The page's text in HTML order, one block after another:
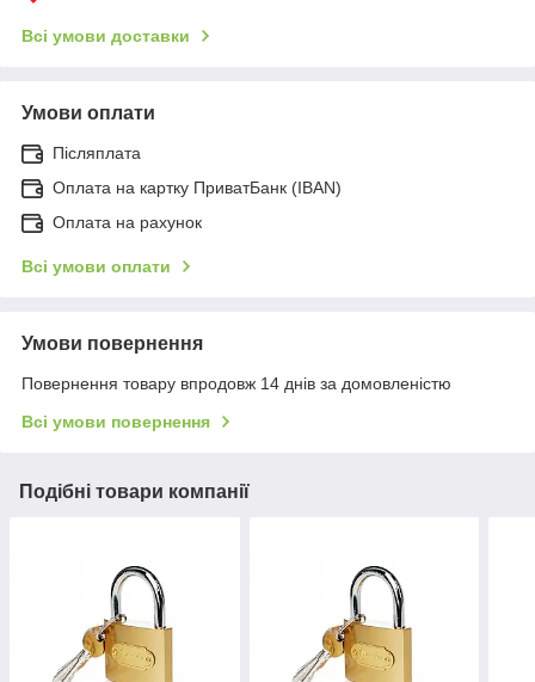
Всі умови доставки
Умови оплати
Післяплата
Оплата на картку ПриватБанк (IBAN)
Оплата на рахунок
Всі умови оплати
Умови повернення
Повернення товару впродовж 14 днів за домовленістю
Всі умови повернення
Подібні товари компанії